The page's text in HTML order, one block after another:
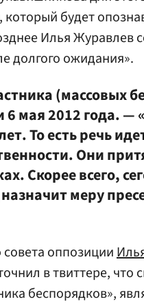
который будет
Илья Журавлев
долгого ожидания».
(массовых
мая 2012 года. —
То есть речь
Они
Скорее всего,
меру
оппозиции
в твиттере,
беспорядков»,